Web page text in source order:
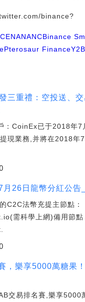
binance?
NANANCBinance
Pterosaur Finance
三重禮：空投送、
：CoinEx已于2018年7
現業務,并將在2018年
月26日龍幣分紅公告
C2C法幣充提主節點：
需科學上網)備用節點
，樂享5000萬糖果
交易排名賽,樂享5000